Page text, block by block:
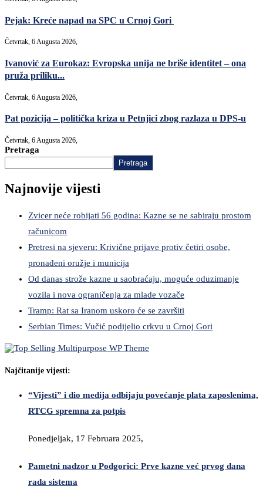
Pejak: Kreće napad na SPC u Crnoj Gori
Četvrtak, 6 Augusta 2026,
Ivanović za Eurokaz: Evropska unija ne briše identitet – ona
pruža priliku...
Četvrtak, 6 Augusta 2026,
Pat pozicija – politička kriza u Petnjici zbog razlaza u DPS-u
Četvrtak, 6 Augusta 2026,
Pretraga
Pretraga
Najnovije vijesti
Zvicer neće robijati 56 godina: Kazne se ne sabiraju prostom
računicom
Pretresi na sjeveru: Krivične prijave protiv četiri osobe,
pronađeni oružje i municija
Od danas strože kazne u saobraćaju, moguće oduzimanje
vozila i nova ograničenja za mlade vozače
Tramp: Rat sa Iranom uskoro će se završiti
Serbian Times: Vučić podijelio crkvu u Crnoj Gori
Najčitanije vijesti:
“Vijesti” i dio medija odbijaju povećanje plata zaposlenima,
RTCG spremna za potpis
Ponedjeljak, 17 Februara 2025,
Pametni nadzor u Podgorici: Prve kazne već prvog dana
rada sistema